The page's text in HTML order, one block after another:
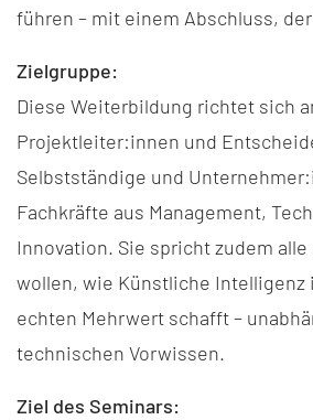
führen – mit einem Abschluss,
Zielgruppe:
Diese Weiterbildung richtet sich
Projektleiter:innen und
Selbstständige und
Fachkräfte aus Management,
Innovation. Sie spricht zudem
wollen, wie Künstliche Intelligenz
echten Mehrwert schafft –
technischen Vorwissen.
Ziel des Seminars: